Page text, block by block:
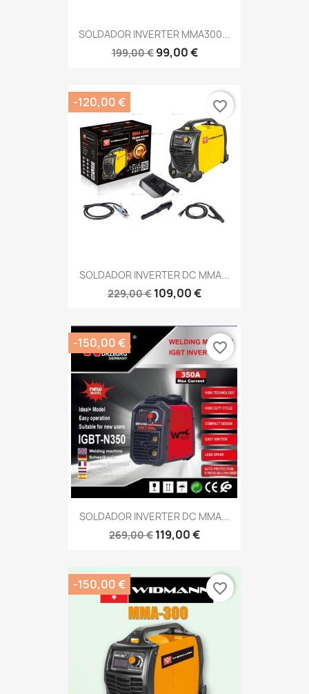
SOLDADOR INVERTER MMA300...
199,00 € 99,00 €
SOLDADOR INVERTER DC MMA...
229,00 € 109,00 €
-120,00 € favorite_border
SOLDADOR INVERTER DC MMA...
269,00 € 119,00 €
-150,00 € favorite_border
-150,00 € favorite_border